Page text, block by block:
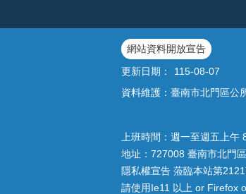
網站資料開放宣告
更新日期：
115-08-07
資料維護：臺南市北門區公
上班時間：週一至週五上
地址：727008 臺南市北門
隱私權宣告 蒞臨本站第
請使用Ie11 以上 or